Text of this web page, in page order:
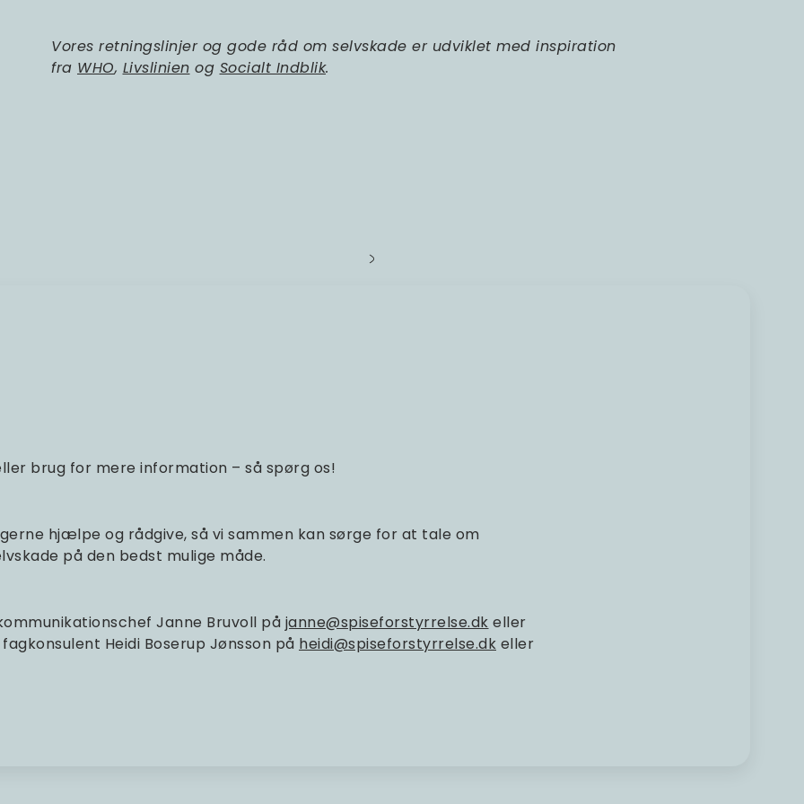
Vores retningslinjer og gode råd om selvskade er udviklet med inspiration
fra WHO, Livslinien og Socialt Indblik.
brug for mere information – så spørg os!
hjælpe og rådgive, så vi sammen kan sørge for at tale om
på den bedst mulige måde.
Janne Bruvoll på janne@spiseforstyrrelse.dk eller
Heidi Boserup Jønsson på heidi@spiseforstyrrelse.dk eller